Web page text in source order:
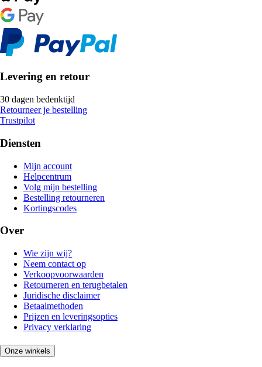
Levering en retour
30 dagen bedenktijd
Retourneer je bestelling
Trustpilot
Diensten
Mijn account
Helpcentrum
Volg mijn bestelling
Bestelling retourneren
Kortingscodes
Over
Wie zijn wij?
Neem contact op
Verkoopvoorwaarden
Retourneren en terugbetalen
Juridische disclaimer
Betaalmethoden
Prijzen en leveringsopties
Privacy verklaring
Onze winkels